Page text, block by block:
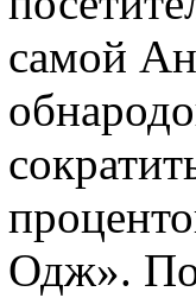
самой
Одж».